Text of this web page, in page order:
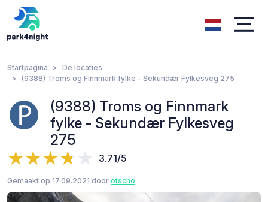
Startpagina
De locaties
(9388) Troms og Finnmark fylke - Sekundær Fylkesveg 275
(9388) Troms og Finnmark
fylke - Sekundær Fylkesveg
275
3.71/5
Gemaakt op 17.09.2021 door otscho